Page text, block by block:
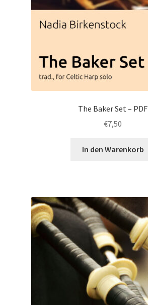
The Baker Set – PDF
€7,50
In den Warenkorb